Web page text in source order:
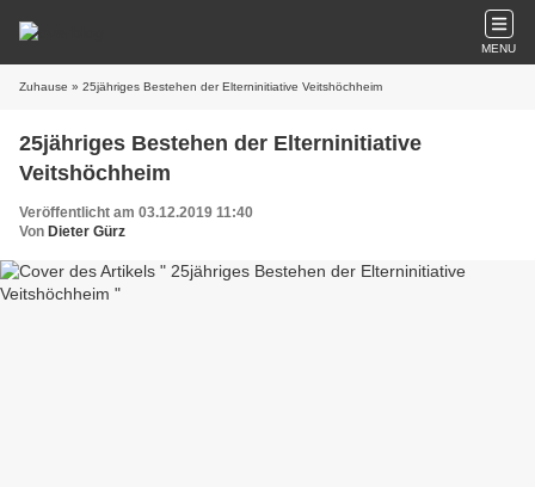
MENU
Zuhause » 25jähriges Bestehen der Elterninitiative Veitshöchheim
25jähriges Bestehen der Elterninitiative
Veitshöchheim
Veröffentlicht am 03.12.2019 11:40
Von Dieter Gürz